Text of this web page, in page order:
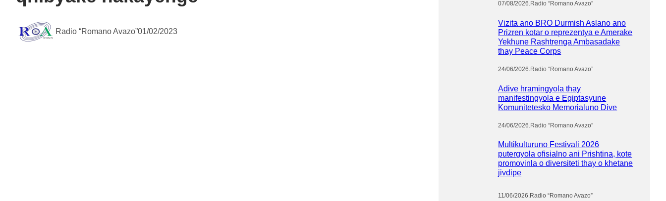
Radio “Romano Avazo”01/02/2023
07/08/2026.Radio “Romano Avazo”
Vizita ano BRO Durmish Aslano ano
Prizren kotar o reprezentya e Amerake
Yekhune Rashtrenga Ambasadake
thay Peace Corps
24/06/2026.Radio “Romano Avazo”
Adive hramingyola thay
manifestingyola e Egiptasyune
Komunitetesko Memorialuno Dive
24/06/2026 Radio “Romano Avazo”
Multikulturuno Festivali 2026
putergyola ofisialno ani Prishtina, kote
promovinla o diversiteti thay o khetane
jivdipe
11/06/2026.Radio “Romano Avazo”